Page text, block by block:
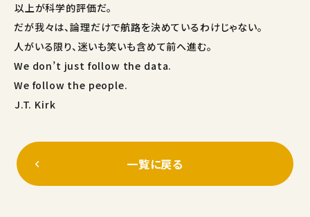
――以上が科学的評価だ。
だが我々は、論理だけで航路を決めているわけじゃない。
人がいる限り、迷いも笑いも含めて前へ進む。
We don’t just follow the data.
We follow the people.
――J.T. Kirk
一覧に戻る